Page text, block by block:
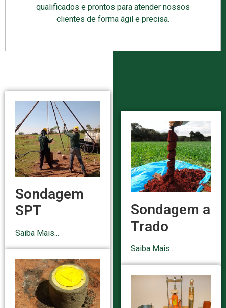
qualificados e prontos para atender nossos
clientes de forma ágil e precisa.
Sondagem
SPT
Saiba Mais...
Sondagem a
Trado
Saiba Mais...